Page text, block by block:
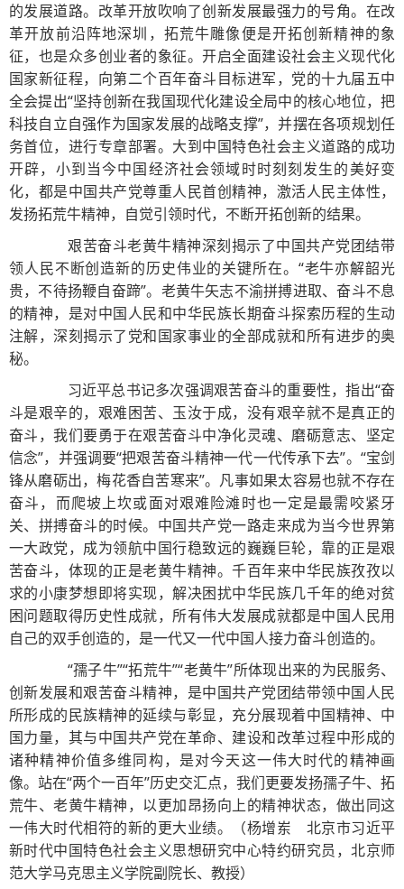
的发展道路。改革开放吹响了创新发展最强力的号角。在改
革开放前沿阵地深圳，拓荒牛雕像便是开拓创新精神的象
征，也是众多创业者的象征。开启全面建设社会主义现代化
国家新征程，向第二个百年奋斗目标进军，党的十九届五中
全会提出“坚持创新在我国现代化建设全局中的核心地位，把
科技自立自强作为国家发展的战略支撑”，并摆在各项规划任
务首位，进行专章部署。大到中国特色社会主义道路的成功
开辟，小到当今中国经济社会领域时时刻刻发生的美好变
化，都是中国共产党尊重人民首创精神，激活人民主体性，
发扬拓荒牛精神，自觉引领时代，不断开拓创新的结果。
艰苦奋斗老黄牛精神深刻揭示了中国共产党团结带
领人民不断创造新的历史伟业的关键所在。“老牛亦解韶光
贵，不待扬鞭自奋蹄”。老黄牛矢志不渝拼搏进取、奋斗不息
的精神，是对中国人民和中华民族长期奋斗探索历程的生动
注解，深刻揭示了党和国家事业的全部成就和所有进步的奥
秘。
习近平总书记多次强调艰苦奋斗的重要性，指出“奋
斗是艰辛的，艰难困苦、玉汝于成，没有艰辛就不是真正的
奋斗，我们要勇于在艰苦奋斗中净化灵魂、磨砺意志、坚定
信念”，并强调要“把艰苦奋斗精神一代一代传承下去”。“宝剑
锋从磨砺出，梅花香自苦寒来”。凡事如果太容易也就不存在
奋斗，而爬坡上坎或面对艰难险滩时也一定是最需咬紧牙
关、拼搏奋斗的时候。中国共产党一路走来成为当今世界第
一大政党，成为领航中国行稳致远的巍巍巨轮，靠的正是艰
苦奋斗，体现的正是老黄牛精神。千百年来中华民族孜孜以
求的小康梦想即将实现，解决困扰中华民族几千年的绝对贫
困问题取得历史性成就，所有伟大发展成就都是中国人民用
自己的双手创造的，是一代又一代中国人接力奋斗创造的。
“孺子牛”“拓荒牛”“老黄牛”所体现出来的为民服务、
创新发展和艰苦奋斗精神，是中国共产党团结带领中国人民
所形成的民族精神的延续与彰显，充分展现着中国精神、中
国力量，其与中国共产党在革命、建设和改革过程中形成的
诸种精神价值多维同构，是对今天这一伟大时代的精神画
像。站在“两个一百年”历史交汇点，我们更要发扬孺子牛、拓
荒牛、老黄牛精神，以更加昂扬向上的精神状态，做出同这
一伟大时代相符的新的更大业绩。（杨增岽 北京市习近平
新时代中国特色社会主义思想研究中心特约研究员，北京师
范大学马克思主义学院副院长、教授）